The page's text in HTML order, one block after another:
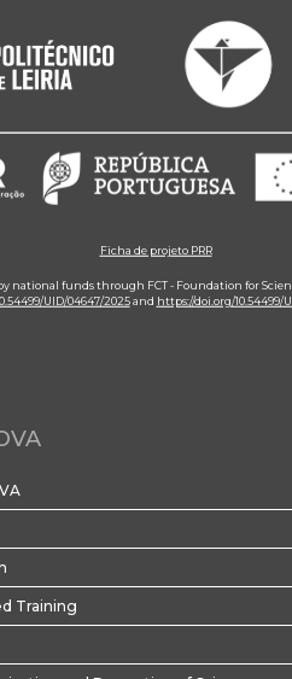
Ficha de projeto PRR
national funds through FCT - Foundation for
UID/04647/2025and https://doi.org/10.54499/
Training